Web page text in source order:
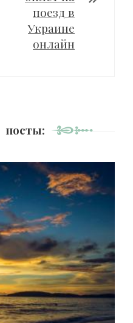
поезд в
Украине
онлайн
посты: